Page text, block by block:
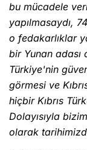
bu mücadele
yapılmasaydı,
o fedakarlıklar
bir Yunan adası
Türkiye'nin
görmesi ve
hiçbir Kıbrıs
Dolayısıyla
olarak